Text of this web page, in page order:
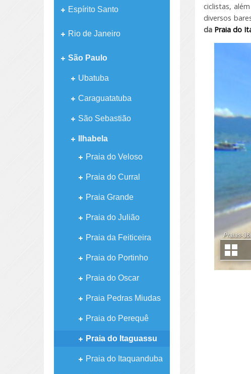
ciclistas,
diversos
da Praia do
Praias-
Espírito Santo
Rio de Janeiro
São Paulo
Ubatuba
Caraguatatuba
São Sebastião
Ilhabela
Praia do Veloso
Praia do Curral
Praia Grande
Praia do Julião
Praia da Feiticeira
Praia do Portinho
Praia do Oscar
Praia Pedras Miudas
Praia do Perequê
Praia do Itaguassu
Praia do Itaquanduba